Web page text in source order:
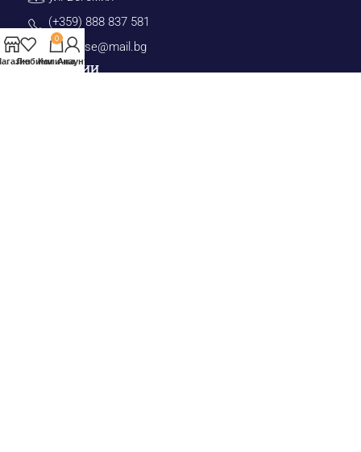
(+359) 888 837 581
prosense@mail.bg
КАТЕГОРИИ
Любими
0
Количка
Акаунт